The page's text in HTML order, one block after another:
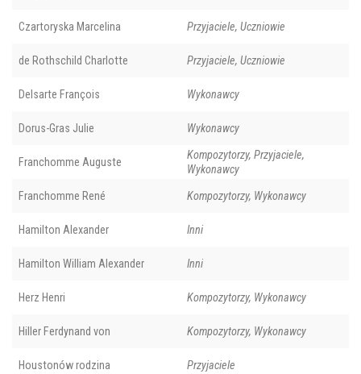
Czartoryska Marcelina Przyjaciele, Uczniowie
de Rothschild Charlotte Przyjaciele, Uczniowie
Delsarte François Wykonawcy
Dorus-Gras Julie Wykonawcy
Franchomme Auguste
Kompozytorzy, Przyjaciele,
Wykonawcy
Franchomme René Kompozytorzy, Wykonawcy
Hamilton Alexander Inni
Hamilton William Alexander Inni
Herz Henri Kompozytorzy, Wykonawcy
Hiller Ferdynand von Kompozytorzy, Wykonawcy
Houstonów rodzina Przyjaciele